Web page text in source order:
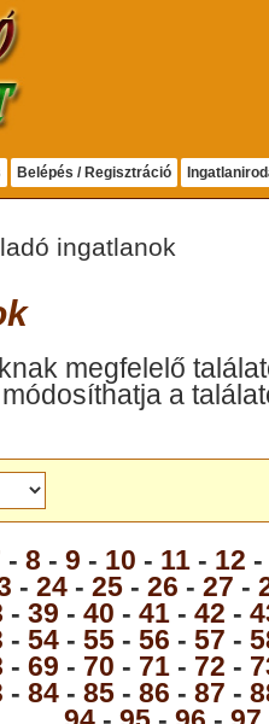
Belépés / Regisztráció
ingatlanok
megfelelő
a
- 8 - 9 - 10 - 11 - 12 -
- 24 - 25 - 26 - 27 -
- 39 - 40 - 41 - 42 -
- 54 - 55 - 56 - 57 -
- 69 - 70 - 71 - 72 -
- 84 - 85 - 86 - 87 -